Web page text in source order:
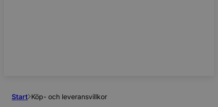
Start Köp- och leveransvillkor